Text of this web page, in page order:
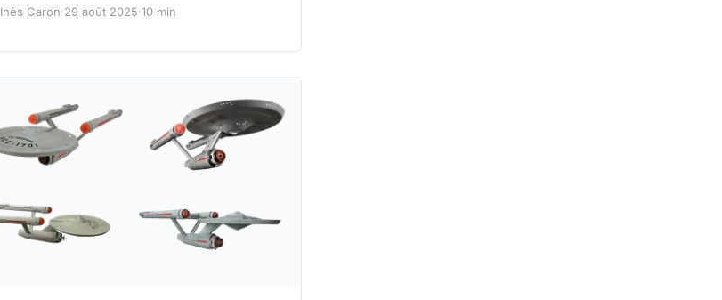
Inès Caron·29 août 2025·10 min